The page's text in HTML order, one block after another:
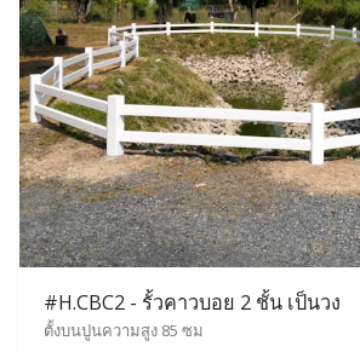
#H.CBC2 - รั้วคาวบอย 2 ชั้น เป็นวง
ตั้งบนปูนความสูง 85 ซม